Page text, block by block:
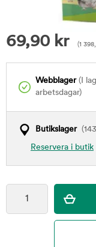
69,90 kr (1
Webblager(I
arbetsdagar)
Butikslager
Reservera i butik